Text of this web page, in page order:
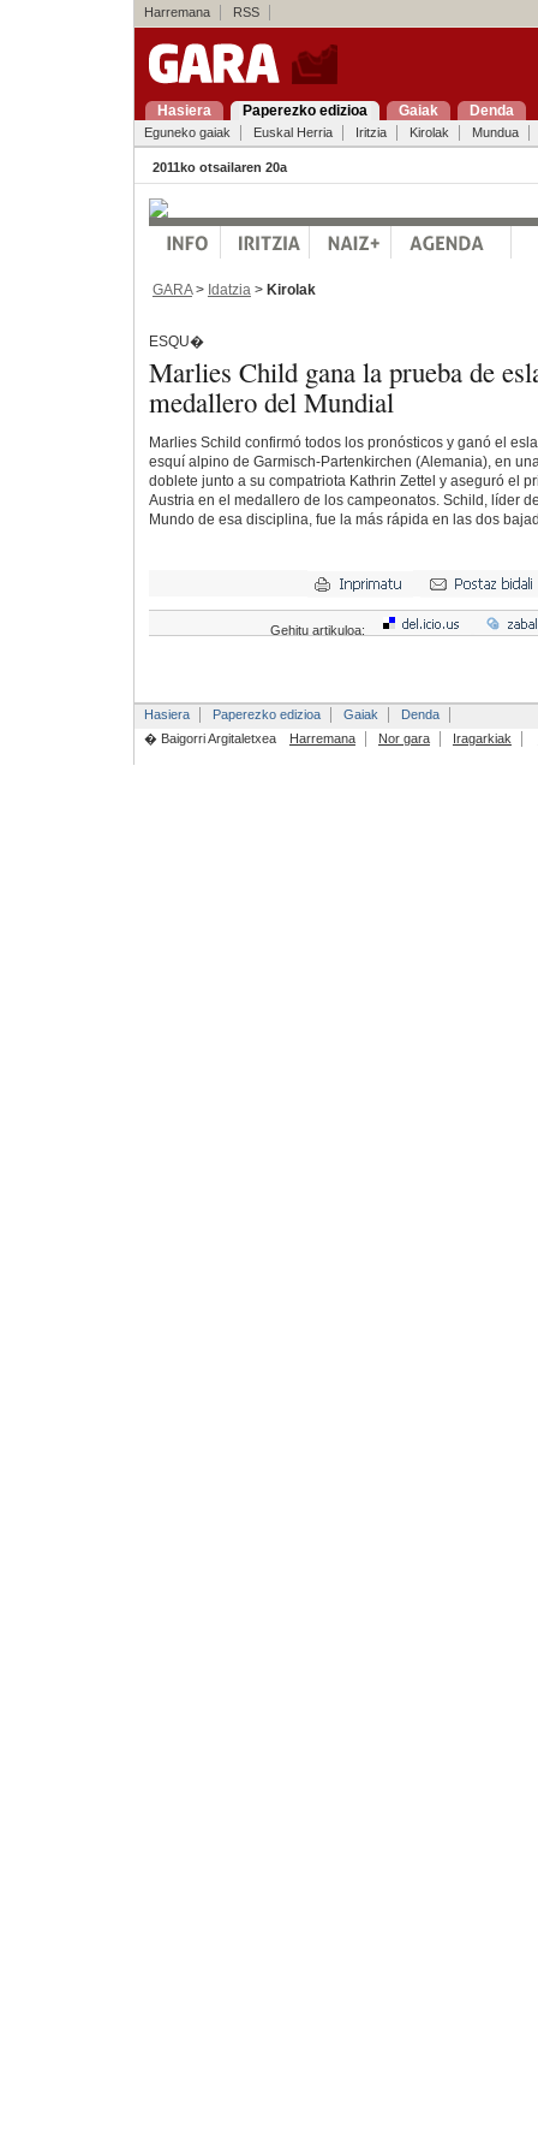
Harremana RSS
Hasiera Paperezko edizioa Gaiak Denda
Eguneko gaiak Euskal Herria Iritzia Kirolak Mundua
2011ko otsailaren 20a
GARA> Idatzia > Kirolak
ESQU�
Marlies Child gana la prueba de
medallero del Mundial
Marlies Schild confirmó todos los pronósticos y ganó el
esquí alpino de Garmisch-Partenkirchen (Alemania), en
doblete junto a su compatriota Kathrin Zettel y aseguró el
Austria en el medallero de los campeonatos. Schild, líder
Mundo de esa disciplina, fue la más rápida en las dos
Gehitu artikuloa:
Hasiera Paperezko edizioa Gaiak
Denda
� Baigorri Argitaletxea
Harremana Nor gara Iragarkiak